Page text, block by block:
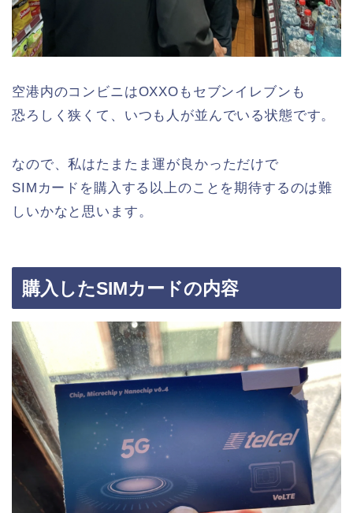
空港内のコンビニはOXXOもセブンイレブンも
恐ろしく狭くて、いつも人が並んでいる状態です。
なので、私はたまたま運が良かっただけで
SIMカードを購入する以上のことを期待するのは難
しいかなと思います。
購入したSIMカードの内容